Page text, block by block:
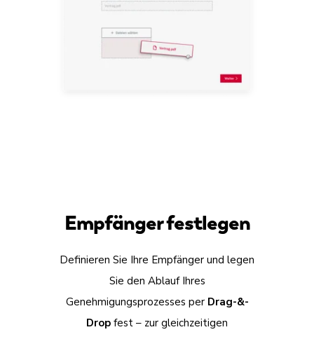
Empfänger festlegen
Definieren Sie Ihre Empfänger und legen
Sie den Ablauf Ihres
Genehmigungsprozesses per Drag-&-
Drop fest – zur gleichzeitigen